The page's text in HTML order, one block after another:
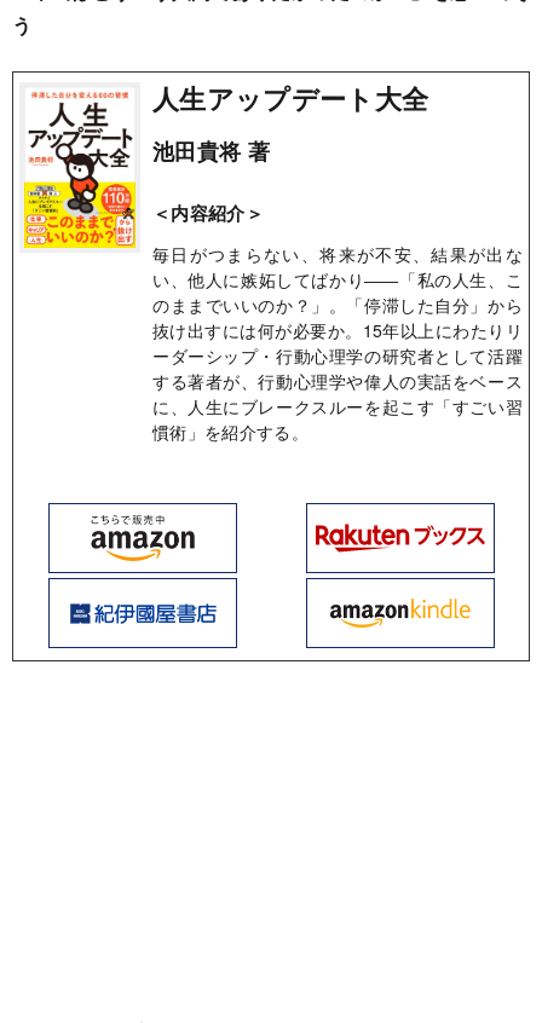
う
人生アップデート大全
池田貴将 著
＜内容紹介＞
毎日がつまらない、将来が不安、結果が出な
い、他人に嫉妬してばかり――「私の人生、こ
のままでいいのか？」。「停滞した自分」から
抜け出すには何が必要か。15年以上にわたりリ
ーダーシップ・行動心理学の研究者として活躍
する著者が、行動心理学や偉人の実話をベース
に、人生にブレークスルーを起こす「すごい習
慣術」を紹介する。